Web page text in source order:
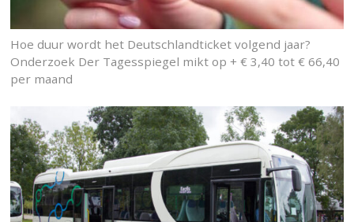
Hoe duur wordt het Deutschlandticket volgend jaar?
Onderzoek Der Tagesspiegel mikt op + € 3,40 tot € 66,40
per maand